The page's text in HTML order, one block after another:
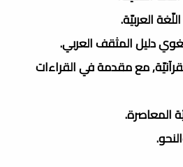
العربيّة.
دليل المثقف العربي.
مع مقدمة في القراءات
المعاصرة.